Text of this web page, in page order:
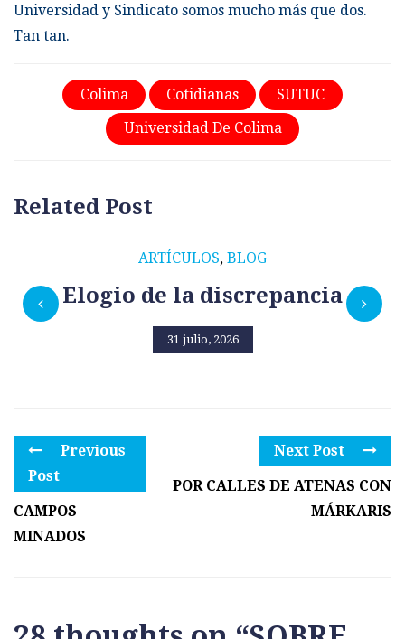
Universidad y Sindicato somos mucho más que dos.
Tan tan.
Colima Cotidianas
SUTUC
Universidad De Colima
Related Post
ARTÍCULOS, BLOG
Elogio de la discrepancia
31 julio, 2026
Previous
Post
CAMPOS
MINADOS
Next Post
POR CALLES DE ATENAS CON
MÁRKARIS